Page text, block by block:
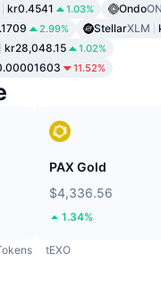
kr0.4541 1.03% Ondo
2.99% StellarXLM
kr28,048.15 1.02%
11.52%
PAX Gold
$4,336.56
1.34%
tEXO